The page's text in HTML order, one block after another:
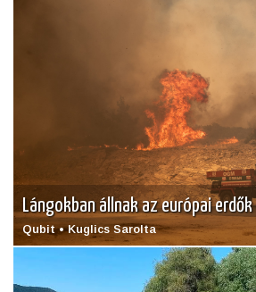
Lángokban állnak az európai erdők
Qubit • Kuglics Sarolta